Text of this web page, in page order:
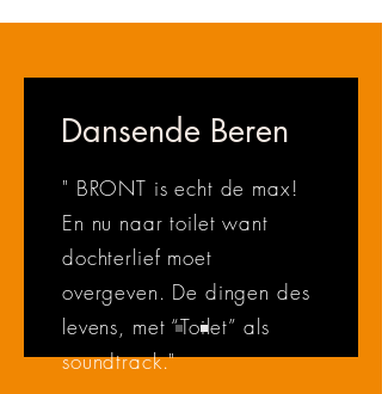
Dansende Beren
" BRONT is echt de max!
En nu naar toilet want
dochterlief moet
overgeven. De dingen des
levens, met “Toilet” als
soundtrack."